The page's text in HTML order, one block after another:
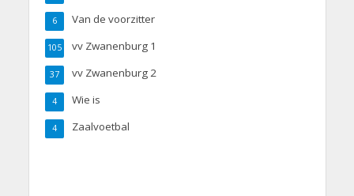
Van de voorzitter
6
vv Zwanenburg 1
105
vv Zwanenburg 2
37
Wie is
4
Zaalvoetbal
4